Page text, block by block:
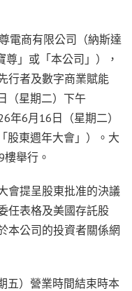
電商有限公司（納斯達
」或「本公司」），
行者及數字商業賦能
（星期二）下午
年6月16日（星期二）
股東週年大會」）。大
舉行。
會提呈股東批准的決議
任表格及美國存託股
本公司的投資者關係網
五）營業時間結束時本